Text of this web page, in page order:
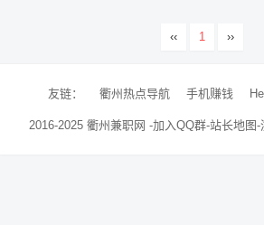
‹‹ 1 ››
友链： 衢州热点导航 手机赚钱
2016-2025 衢州兼职网 -加入QQ群-站长地图-